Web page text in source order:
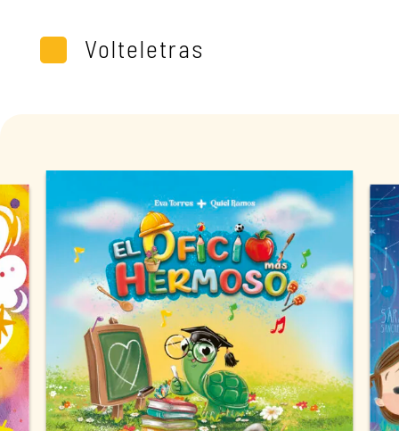
Volteletras